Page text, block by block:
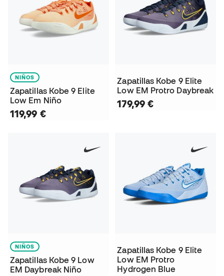
NIÑOS
Zapatillas Kobe 9 Elite
Low Em Niño
119,99 €
Zapatillas Kobe 9 Elite
Low EM Protro Daybreak
179,99 €
NIÑOS
Zapatillas Kobe 9 Low
EM Daybreak Niño
Zapatillas Kobe 9 Elite
Low EM Protro
Hydrogen Blue